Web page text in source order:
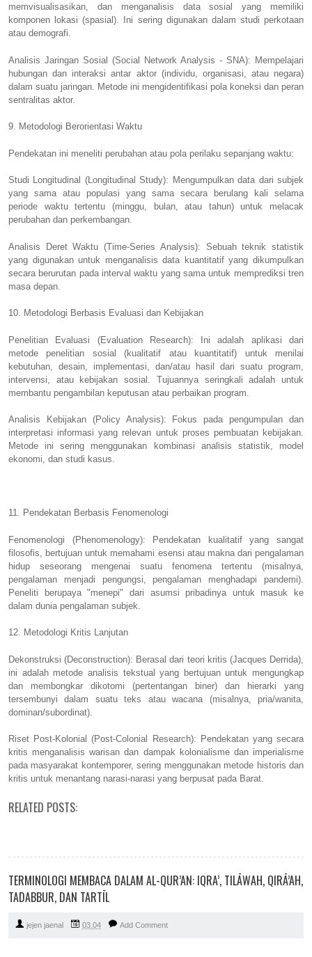
memvisualisasikan, dan menganalisis data sosial yang memiliki
komponen lokasi (spasial). Ini sering digunakan dalam studi perkotaan
atau demografi.
Analisis Jaringan Sosial (Social Network Analysis - SNA): Mempelajari
hubungan dan interaksi antar aktor (individu, organisasi, atau negara)
dalam suatu jaringan. Metode ini mengidentifikasi pola koneksi dan peran
sentralitas aktor.
9. Metodologi Berorientasi Waktu
Pendekatan ini meneliti perubahan atau pola perilaku sepanjang waktu:
Studi Longitudinal (Longitudinal Study): Mengumpulkan data dari subjek
yang sama atau populasi yang sama secara berulang kali selama
periode waktu tertentu (minggu, bulan, atau tahun) untuk melacak
perubahan dan perkembangan.
Analisis Deret Waktu (Time-Series Analysis): Sebuah teknik statistik
yang digunakan untuk menganalisis data kuantitatif yang dikumpulkan
secara berurutan pada interval waktu yang sama untuk memprediksi tren
masa depan.
10. Metodologi Berbasis Evaluasi dan Kebijakan
Penelitian Evaluasi (Evaluation Research): Ini adalah aplikasi dari
metode penelitian sosial (kualitatif atau kuantitatif) untuk menilai
kebutuhan, desain, implementasi, dan/atau hasil dari suatu program,
intervensi, atau kebijakan sosial. Tujuannya seringkali adalah untuk
membantu pengambilan keputusan atau perbaikan program.
Analisis Kebijakan (Policy Analysis): Fokus pada pengumpulan dan
interpretasi informasi yang relevan untuk proses pembuatan kebijakan.
Metode ini sering menggunakan kombinasi analisis statistik, model
ekonomi, dan studi kasus.
11. Pendekatan Berbasis Fenomenologi
Fenomenologi (Phenomenology): Pendekatan kualitatif yang sangat
filosofis, bertujuan untuk memahami esensi atau makna dari pengalaman
hidup seseorang mengenai suatu fenomena tertentu (misalnya,
pengalaman menjadi pengungsi, pengalaman menghadapi pandemi).
Peneliti berupaya "menepi" dari asumsi pribadinya untuk masuk ke
dalam dunia pengalaman subjek.
12. Metodologi Kritis Lanjutan
Dekonstruksi (Deconstruction): Berasal dari teori kritis (Jacques Derrida),
ini adalah metode analisis tekstual yang bertujuan untuk mengungkap
dan membongkar dikotomi (pertentangan biner) dan hierarki yang
tersembunyi dalam suatu teks atau wacana (misalnya, pria/wanita,
dominan/subordinat).
Riset Post-Kolonial (Post-Colonial Research): Pendekatan yang secara
kritis menganalisis warisan dan dampak kolonialisme dan imperialisme
pada masyarakat kontemporer, sering menggunakan metode historis dan
kritis untuk menantang narasi-narasi yang berpusat pada Barat.
RELATED POSTS:
TERMINOLOGI MEMBACA DALAM AL-QUR’AN: IQRA’, TILĀWAH, QIRĀ’AH,
TADABBUR, DAN TARTĪL
jejen jaenal 03.04 Add Comment